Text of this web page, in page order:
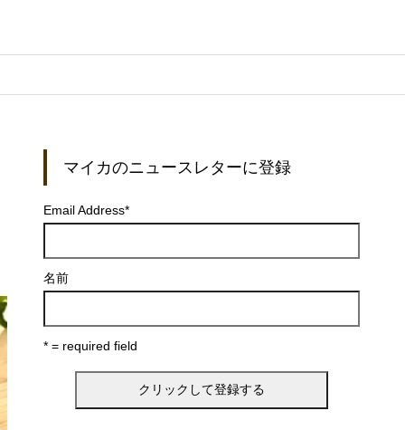
マイカのニュースレターに登録
Email Address*
名前
* = required field